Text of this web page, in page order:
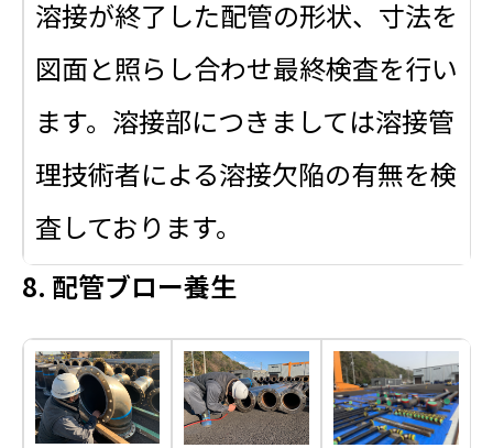
溶接が終了した配管の形状、寸法を
図面と照らし合わせ最終検査を行い
ます。溶接部につきましては溶接管
理技術者による溶接欠陥の有無を検
査しております。
8. 配管ブロー養生